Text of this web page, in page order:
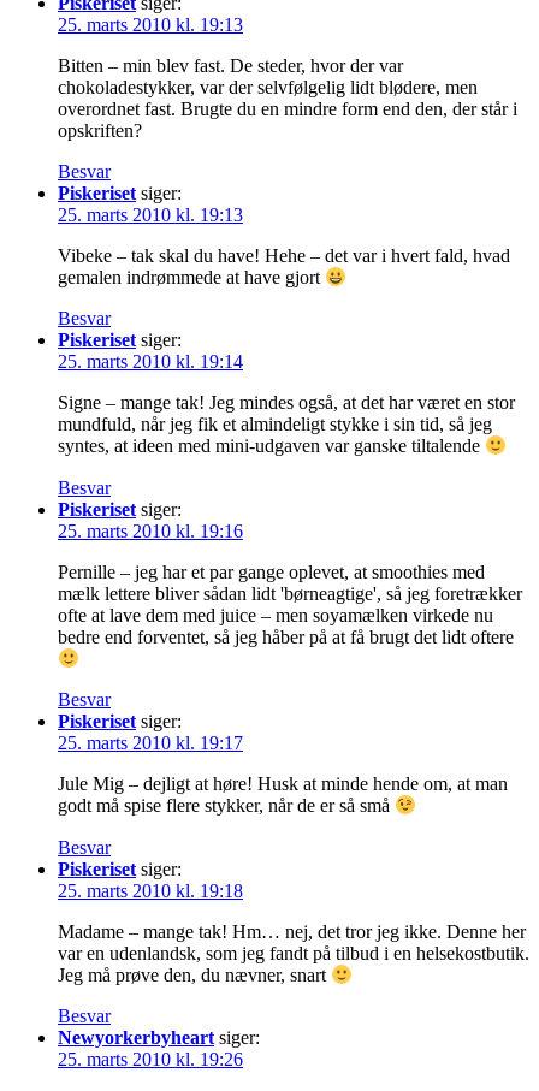
25. marts 2010 kl. 19:13
Bitten – min blev fast. De steder, hvor der var
chokoladestykker, var der selvfølgelig lidt blødere, men
overordnet fast. Brugte du en mindre form end den, der står i
opskriften?
Besvar
Piskeriset siger:
25. marts 2010 kl. 19:13
Vibeke – tak skal du have! Hehe – det var i hvert fald, hvad
gemalen indrømmede at have gjort
Besvar
Piskeriset siger:
25. marts 2010 kl. 19:14
Signe – mange tak! Jeg mindes også, at det har været en stor
mundfuld, når jeg fik et almindeligt stykke i sin tid, så jeg
syntes, at ideen med mini-udgaven var ganske tiltalende
Besvar
Piskeriset siger:
25. marts 2010 kl. 19:16
Pernille – jeg har et par gange oplevet, at smoothies med
mælk lettere bliver sådan lidt 'børneagtige', så jeg foretrækker
ofte at lave dem med juice – men soyamælken virkede nu
bedre end forventet, så jeg håber på at få brugt det lidt oftere
Besvar
Piskeriset siger:
25. marts 2010 kl. 19:17
Jule Mig – dejligt at høre! Husk at minde hende om, at man
godt må spise flere stykker, når de er så små
Besvar
Piskeriset siger:
25. marts 2010 kl. 19:18
Madame – mange tak! Hm… nej, det tror jeg ikke. Denne her
var en udenlandsk, som jeg fandt på tilbud i en helsekostbutik.
Jeg må prøve den, du nævner, snart
Besvar
Newyorkerbyheart siger:
25. marts 2010 kl. 19:26